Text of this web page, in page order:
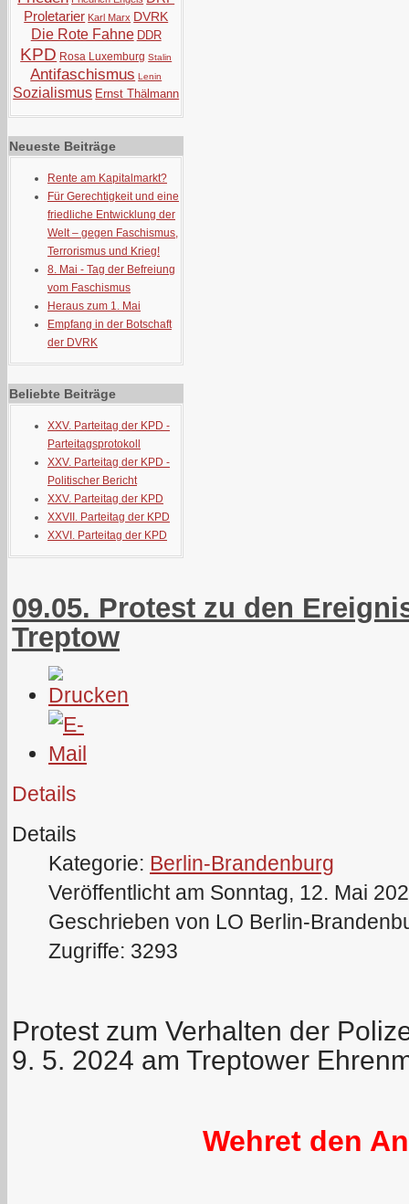
Proletarier Karl Marx DVRK
Die Rote Fahne DDR
KPD Rosa Luxemburg Stalin
Antifaschismus Lenin
Sozialismus Ernst Thälmann
Neueste Beiträge
Rente am Kapitalmarkt?
Für Gerechtigkeit und eine
friedliche Entwicklung der
Welt – gegen Faschismus,
Terrorismus und Krieg!
8. Mai - Tag der Befreiung
vom Faschismus
Heraus zum 1. Mai
Empfang in der Botschaft
der DVRK
Beliebte Beiträge
XXV. Parteitag der KPD -
Parteitagsprotokoll
XXV. Parteitag der KPD -
Politischer Bericht
XXV. Parteitag der KPD
XXVII. Parteitag der KPD
XXVI. Parteitag der KPD
09.05. Protest zu den
Treptow
Details
Details
Kategorie: Berlin-Brandenburg
Veröffentlicht am Sonntag, 12. Mai
Geschrieben von LO Berlin-
Zugriffe: 3293
Protest zum Verhalten der
9. 5. 2024 am Treptower
Wehret den